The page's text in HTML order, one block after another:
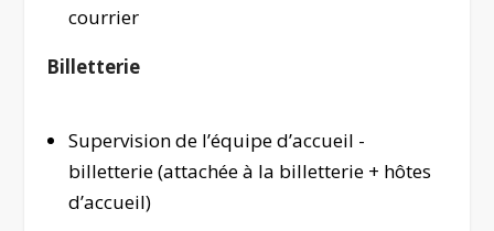
courrier
Billetterie
Supervision de l’équipe d’accueil -
billetterie (attachée à la billetterie + hôtes
d’accueil)